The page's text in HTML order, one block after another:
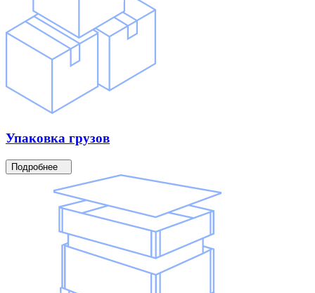
Упаковка грузов
Подробнее